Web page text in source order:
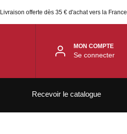
Livraison offerte dès 35 € d'achat vers la France
MON COMPTE
Se connecter
Recevoir le catalogue